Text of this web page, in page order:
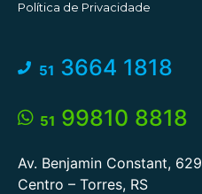
Política de Privacidade
51 3664 1818
51 99810 8818
Av. Benjamin Constant, 629
Centro – Torres, RS